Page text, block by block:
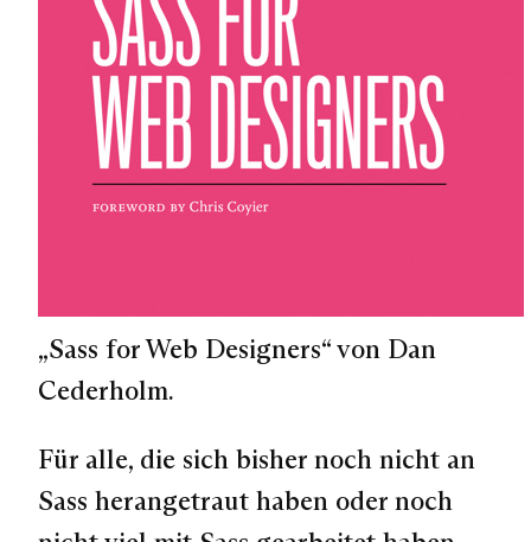
„Sass for Web Designers“ von Dan
Cederholm.
Für alle, die sich bisher noch nicht an
Sass herangetraut haben oder noch